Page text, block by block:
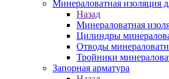
Минераловатная изоляция
Назад
Минераловатная
Цилиндры
Отводы
Тройники
Запорная арматура